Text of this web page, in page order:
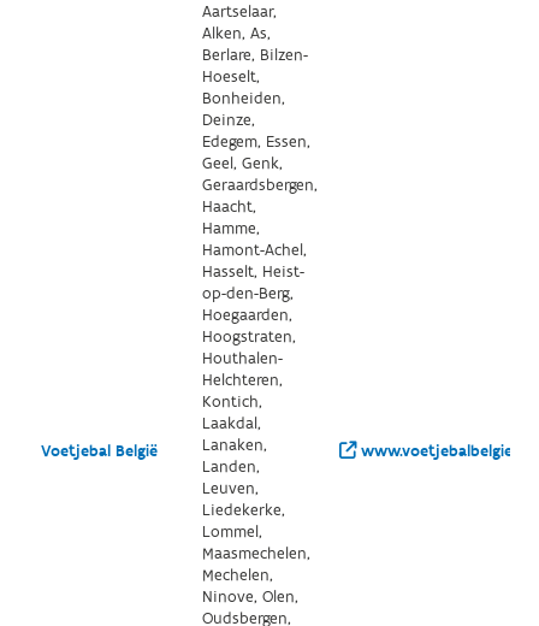
Voetjebal België
Aartselaar,
Alken, As,
Berlare, Bilzen-
Hoeselt,
Bonheiden,
Deinze,
Edegem, Essen,
Geel, Genk,
Geraardsbergen,
Haacht,
Hamme,
Hamont-Achel,
Hasselt, Heist-
op-den-Berg,
Hoegaarden,
Hoogstraten,
Houthalen-
Helchteren,
Kontich,
Laakdal,
Lanaken,
Landen,
Leuven,
Liedekerke,
Lommel,
Maasmechelen,
Mechelen,
Ninove, Olen,
Oudsbergen,